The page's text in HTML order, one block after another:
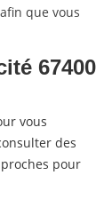
que vous
67400
vous
des
pour